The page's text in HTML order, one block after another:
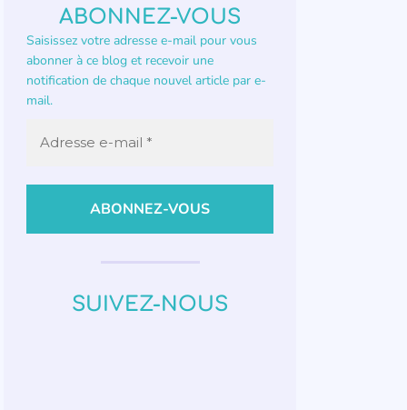
ABONNEZ-VOUS
Saisissez votre adresse e-mail pour vous
abonner à ce blog et recevoir une
notification de chaque nouvel article par e-
mail.
SUIVEZ-NOUS